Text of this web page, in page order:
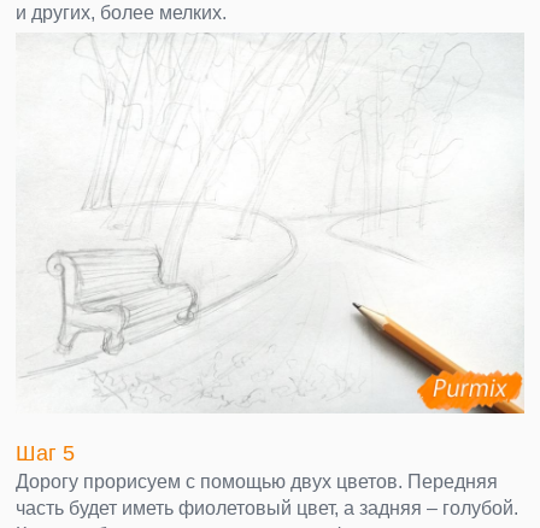
и других, более мелких.
Шаг 5
Дорогу прорисуем с помощью двух цветов. Передняя
часть будет иметь фиолетовый цвет, а задняя – голубой.